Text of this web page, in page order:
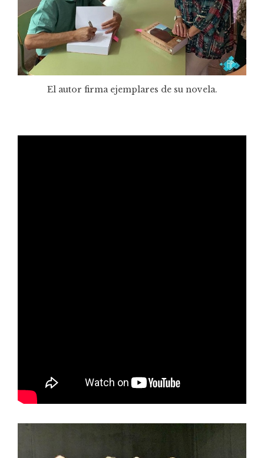
El autor firma ejemplares de su novela.